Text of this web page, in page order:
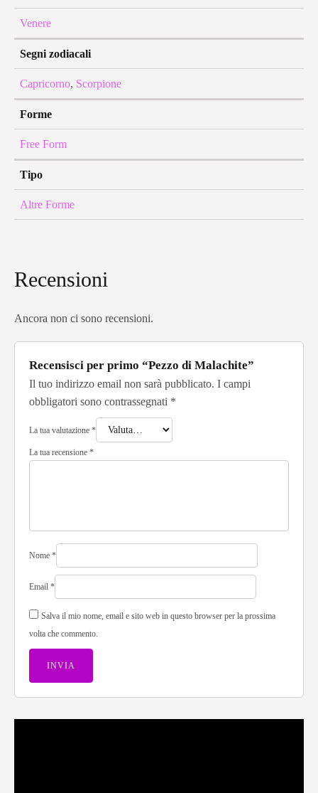
Venere
Segni zodiacali
Capricorno, Scorpione
Forme
Free Form
Tipo
Altre Forme
Recensioni
Ancora non ci sono recensioni.
Recensisci per primo “Pezzo di Malachite”
Il tuo indirizzo email non sarà pubblicato. I campi
obbligatori sono contrassegnati *
La tua valutazione *
La tua recensione *
Nome *
Email *
Salva il mio nome, email e sito web in questo browser per la prossima
volta che commento.